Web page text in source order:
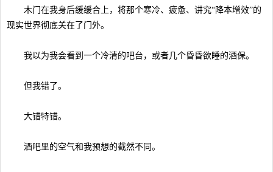
木门在我身后缓缓合上，将那个寒冷、疲惫、讲究“降本增效”的
现实世界彻底关在了门外。
我以为我会看到一个冷清的吧台，或者几个昏昏欲睡的酒保。
但我错了。
大错特错。
酒吧里的空气和我预想的截然不同。